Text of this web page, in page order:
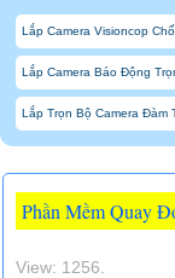
Lắp Camera Visioncop
Lắp Camera Báo Động
Lắp Trọn Bộ Camera Đàm
Phần Mềm Quay
View: 1256.